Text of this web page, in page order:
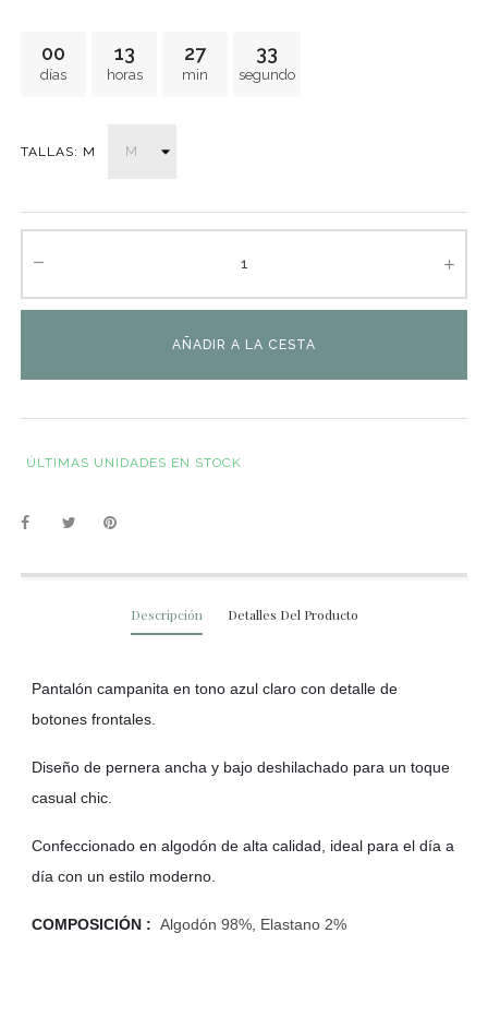
00
días
13
horas
27
min
33
segundo
TALLAS: M
AÑADIR A LA CESTA
ÚLTIMAS UNIDADES EN STOCK
Descripción Detalles Del Producto
Pantalón campanita en tono azul claro con detalle de
botones frontales.
Diseño de pernera ancha y bajo deshilachado para un toque
casual chic.
Confeccionado en algodón de alta calidad, ideal para el día a
día con un estilo moderno.
COMPOSICIÓN : Algodón 98%, Elastano 2%